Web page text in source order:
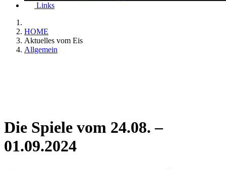
Links
HOME
Aktuelles vom Eis
Allgemein
Die Spiele vom 24.08. –
01.09.2024